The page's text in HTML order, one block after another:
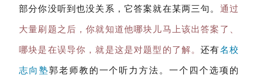
部分你没听到也没关系，它答案就在某两三句。 通过
大量刷题之后，你就知道他哪块儿马上该出答案了、
哪块是在误导你，就是这是对题型的了解。还有名校
志向塾郭老师教的一个听力方法。一个四个选项的